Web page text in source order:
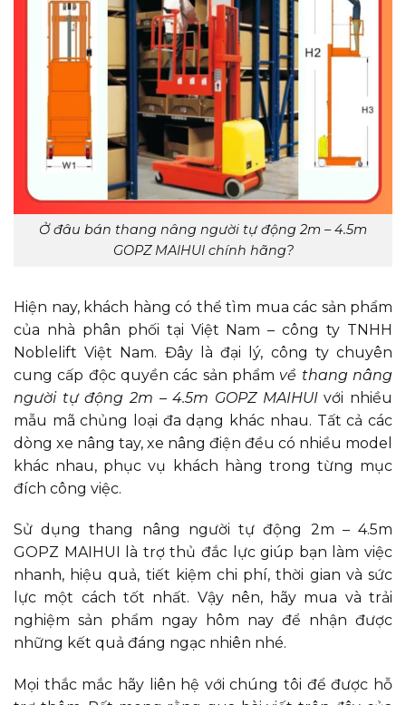
Ở đâu bán thang nâng người tự động 2m – 4.5m
GOPZ MAIHUI chính hãng?
Hiện nay, khách hàng có thể tìm mua các sản phẩm
của nhà phân phối tại Việt Nam – công ty TNHH
Noblelift Việt Nam. Đây là đại lý, công ty chuyên
cung cấp độc quyền các sản phẩm về thang nâng
người tự động 2m – 4.5m GOPZ MAIHUIvới nhiều
mẫu mã chủng loại đa dạng khác nhau. Tất cả các
dòng xe nâng tay, xe nâng điện đều có nhiều model
khác nhau, phục vụ khách hàng trong từng mục
đích công việc.
Sử dụng thang nâng người tự động 2m – 4.5m
GOPZ MAIHUI là trợ thủ đắc lực giúp bạn làm việc
nhanh, hiệu quả, tiết kiệm chi phí, thời gian và sức
lực một cách tốt nhất. Vậy nên, hãy mua và trải
nghiệm sản phẩm ngay hôm nay để nhận được
những kết quả đáng ngạc nhiên nhé.
Mọi thắc mắc hãy liên hệ với chúng tôi để được hỗ